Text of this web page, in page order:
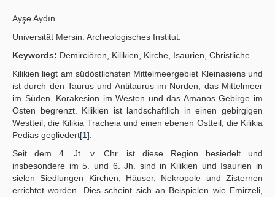
Guidelines
Contact Us
Ayşe Aydın
Universität Mersin. Archeologisches Institut.
Keywords: Demirciören, Kilikien, Kirche, Isaurien, Christliche
Kilikien liegt am südöstlichsten Mittelmeergebiet Kleinasiens und
ist durch den Taurus und Antitaurus im Norden, das Mittelmeer
im Süden, Korakesion im Westen und das Amanos Gebirge im
Osten begrenzt. Kilikien ist landschaftlich in einen gebirgigen
Westteil, die Kilikia Tracheia und einen ebenen Ostteil, die Kilikia
Pedias gegliedert[1].
Seit dem 4. Jt. v. Chr. ist diese Region besiedelt und
insbesondere im 5. und 6. Jh. sind in Kilikien und Isaurien in
sielen Siedlungen Kirchen, Häuser, Nekropole und Zisternen
errichtet worden. Dies scheint sich an Beispielen wie Emirzeli,